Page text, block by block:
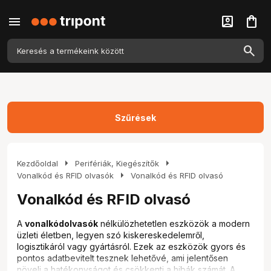
menu account_box shopping_bag
Kezdőoldal arrow_right Perifériák, Kiegészítők arrow_right
Vonalkód és RFID olvasók arrow_right Vonalkód és RFID olvasó
Vonalkód és RFID olvasó
A vonalkódolvasók nélkülözhetetlen eszközök a modern
üzleti életben, legyen szó kiskereskedelemről,
logisztikáról vagy gyártásról. Ezek az eszközök gyors és
pontos adatbevitelt tesznek lehetővé, ami jelentősen
Szűrések